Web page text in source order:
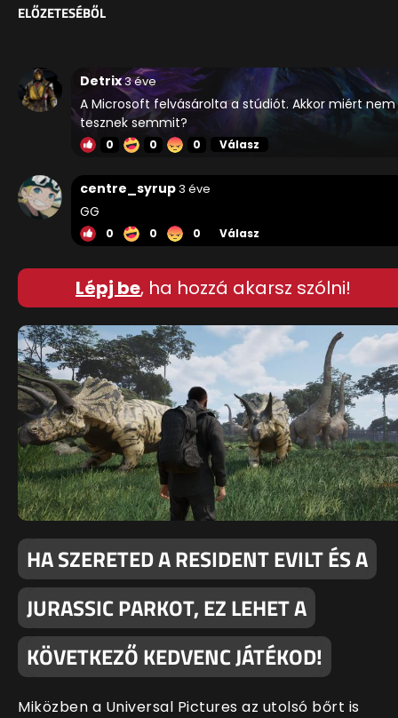
ELŐZETESÉBŐL
Detrix3 éve
A Microsoft felvásárolta a stúdiót. Akkor miért nem
tesznek semmit?
0 0 0 Válasz
centre_syrup3 éve
GG
0 0 0 Válasz
Lépj be, ha hozzá akarsz szólni!
HA SZERETED A RESIDENT EVILT ÉS A
JURASSIC PARKOT, EZ LEHET A
KÖVETKEZŐ KEDVENC JÁTÉKOD!
Miközben a Universal Pictures az utolsó bőrt is